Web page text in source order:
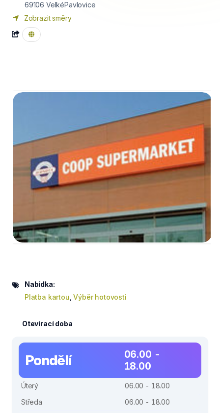
69106 VelkéPavlovice
Zobrazit směry
Nabídka:
Platba kartou ,Výběr hotovosti
Otevírací doba
Pondělí
06.00 -
18.00
Úterý
06.00 - 18.00
Středa
06.00 - 18.00